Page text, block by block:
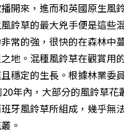
開來，進而和英國原生風
鈴草的最大兇手便是這些
常的強，很快的在森林中
地。混種風鈴草在觀賞用
穩定的生長。根據林業委
年內，大部分的風鈴草花
牙風鈴草所組成，幾乎無
。